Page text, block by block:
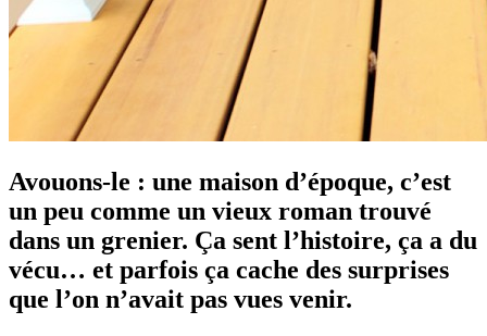
Avouons-le : une maison d’époque, c’est
un peu comme un vieux roman trouvé
dans un grenier. Ça sent l’histoire, ça a du
vécu… et parfois ça cache des surprises
que l’on n’avait pas vues venir.